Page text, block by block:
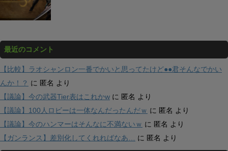
最近のコメント
【比較】ラオシャンロン一番でかいと思ってたけど●●君そんなでかい
んか！？ に 匿名 より
【議論】今の武器Tier表はこれかw に 匿名 より
【議論】100人ロビーは一体なんだったんだｗ に 匿名 より
【議論】今のハンマーはそんなに不満ないｗ に 匿名 より
【ガンランス】差別化してくれればなあ…
に 匿名 より